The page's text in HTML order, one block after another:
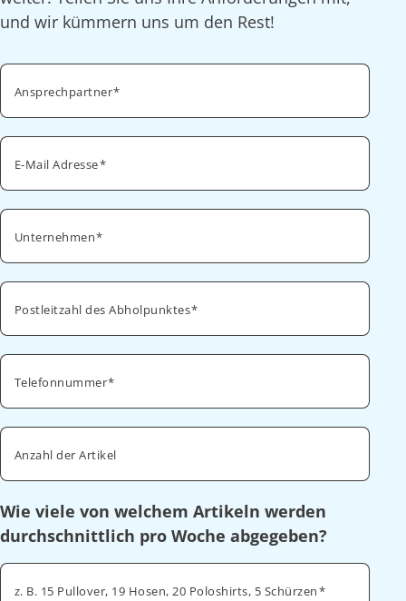
und wir kümmern uns um den Rest!
Ansprechpartner
E-Mail Adresse
Unternehmen
Postleitzahl des Abholpunktes
Telefonnummer
Anzahl der Artikel
Wie viele von welchem Artikeln werden
durchschnittlich pro Woche abgegeben?
z. B. 15 Pullover, 19 Hosen, 20 Poloshirts, 5 Schürzen